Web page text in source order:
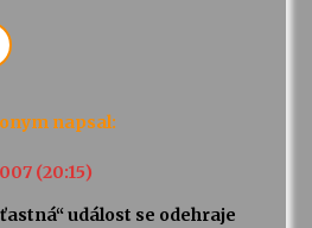
napsal:
(20:15)
událost se odehraje